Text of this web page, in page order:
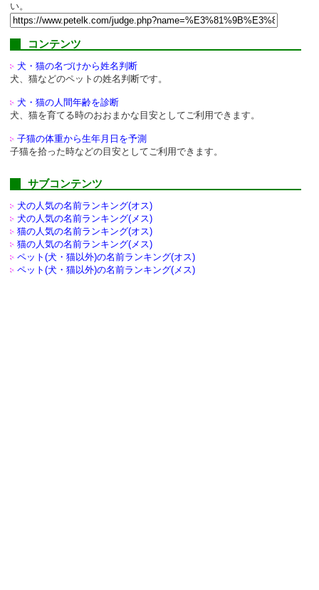
い。
コンテンツ
犬・猫の名づけから姓名判断
犬、猫などのペットの姓名判断です。
犬・猫の人間年齢を診断
犬、猫を育てる時のおおまかな目安としてご利用できます。
子猫の体重から生年月日を予測
子猫を拾った時などの目安としてご利用できます。
サブコンテンツ
犬の人気の名前ランキング(オス)
犬の人気の名前ランキング(メス)
猫の人気の名前ランキング(オス)
猫の人気の名前ランキング(メス)
ペット(犬・猫以外)の名前ランキング(オス)
ペット(犬・猫以外)の名前ランキング(メス)